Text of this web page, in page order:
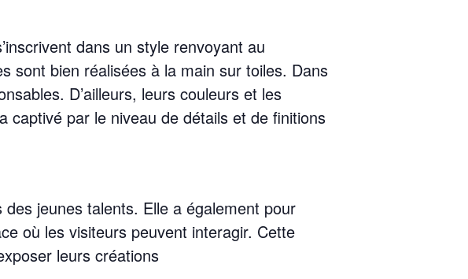
dans un style renvoyant au
sont bien réalisées à la main sur toiles. Dans
D’ailleurs, leurs couleurs et les
captivé par le niveau de détails et de finitions
jeunes talents. Elle a également pour
où les visiteurs peuvent interagir. Cette
leurs créations